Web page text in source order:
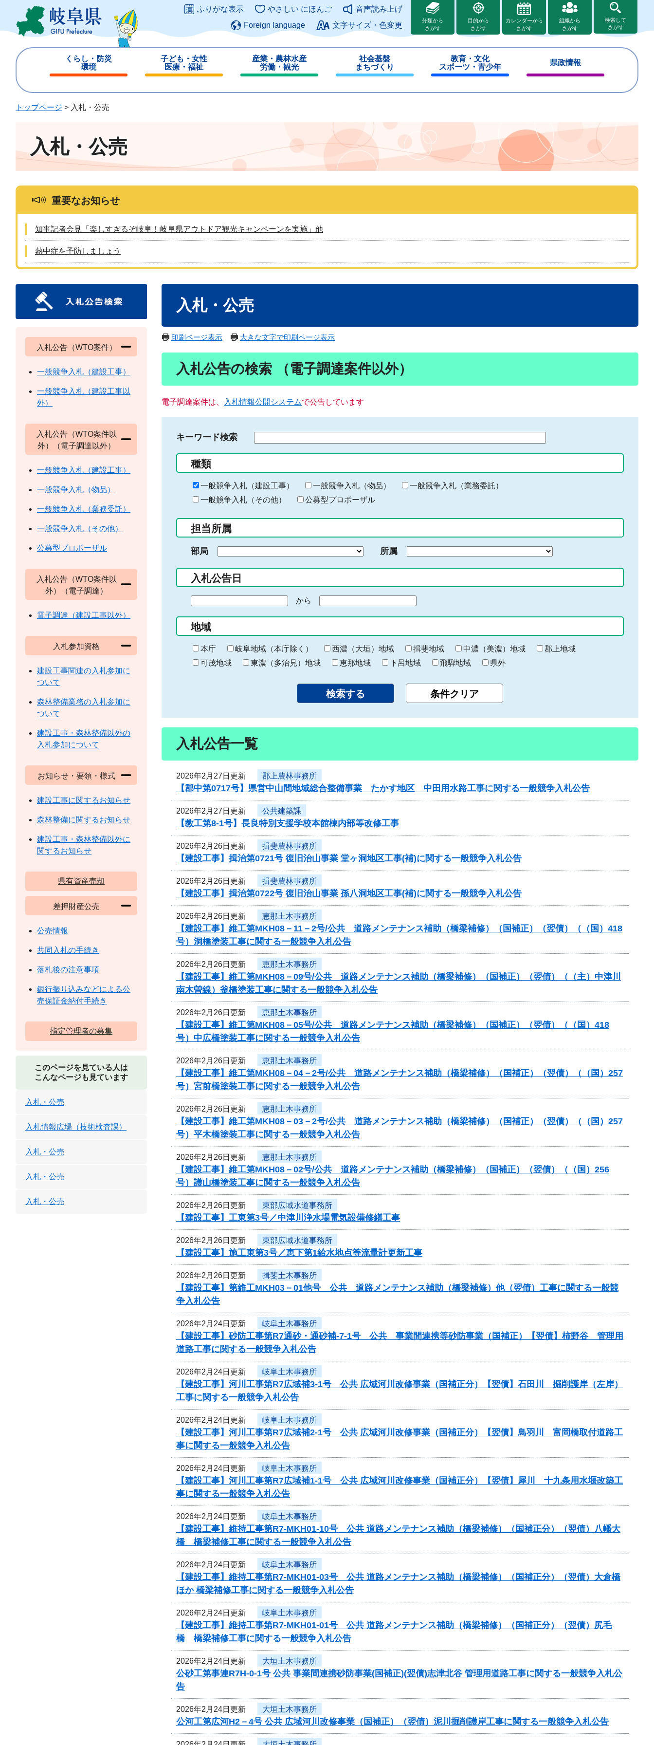
ジ
ュ
このページの本文へ
ふりがな表示 やさしい にほんご
音声読み上げ
Foreign language
文字サイズ・色変更
分類から
さがす
目的から
さがす
カレンダーから
さがす
組織から
さがす
検索して
さがす
くらし・防災
環境
じ
子ども・女性
医療・福祉
じ
産業・農林水産
労働・観光
じ
社会基盤
まちづくり
じ
教育・文化
スポーツ・青少年
じ
県政情報
じ
トップページ > 入札・公売
入札・公売
重要なお知らせ
知事記者会見「楽しすぎるぞ岐阜！岐阜県アウトドア観光キャンペーンを実施」他
熱中症を予防しましょう
入札・公売
印刷ページ表示 大きな文字で印刷ページ表示
入札公告の検索 （電子調達案件以外）
電子調達案件は、 入札情報公開システムで公告しています
キーワード検索
る
キ
ー
ー
入
力
種類
一般競争入札（建設工事） 一般競争入札（物品）
一般競争入札（業務委託）
一般競争入札（その他）
公募型プロポーザル
担当所属
部局 所属
入札公告日
の
始
ま
り
から
終
わ
り
地域
本庁 岐阜地域（本庁除く） 西濃（大垣）地域 揖斐地域 中濃（美濃）地域
郡上地域
可茂地域
東濃（多治見）地域 恵那地域 下呂地域 飛騨地域 県外
入札公告一覧
2026年2月27日更新 郡上農林事務所
【郡中第0717号】県営中山間地域総合整備事業 たかす地区 中田用水路工事に関する一般競争入札公告
2026年2月27日更新 公共建築課
【教工第8-1号】長良特別支援学校本館棟内部等改修工事
2026年2月26日更新 揖斐農林事務所
【建設工事】揖治第0721号 復旧治山事業 堂ヶ洞地区工事(補)に関する一般競争入札公告
2026年2月26日更新 揖斐農林事務所
【建設工事】揖治第0722号 復旧治山事業 孫八洞地区工事(補)に関する一般競争入札公告
2026年2月26日更新 恵那土木事務所
【建設工事】維工第MKH08－11－2号/公共 道路メンテナンス補助（橋梁補修）（国補正）（翌債）（（国）418
号）洞橋塗装工事に関する一般競争入札公告
2026年2月26日更新 恵那土木事務所
【建設工事】維工第MKH08－09号/公共 道路メンテナンス補助（橋梁補修）（国補正）（翌債）（（主）中津川
南木曽線）釜橋塗装工事に関する一般競争入札公告
2026年2月26日更新 恵那土木事務所
【建設工事】維工第MKH08－05号/公共 道路メンテナンス補助（橋梁補修）（国補正）（翌債）（（国）418
号）中広橋塗装工事に関する一般競争入札公告
2026年2月26日更新 恵那土木事務所
【建設工事】維工第MKH08－04－2号/公共 道路メンテナンス補助（橋梁補修）（国補正）（翌債）（（国）257
号）宮前橋塗装工事に関する一般競争入札公告
2026年2月26日更新 恵那土木事務所
【建設工事】維工第MKH08－03－2号/公共 道路メンテナンス補助（橋梁補修）（国補正）（翌債）（（国）257
号）平木橋塗装工事に関する一般競争入札公告
2026年2月26日更新 恵那土木事務所
【建設工事】維工第MKH08－02号/公共 道路メンテナンス補助（橋梁補修）（国補正）（翌債）（（国）256
号）護山橋塗装工事に関する一般競争入札公告
2026年2月26日更新 東部広域水道事務所
【建設工事】工東第3号／中津川浄水場電気設備修繕工事
2026年2月26日更新 東部広域水道事務所
【建設工事】施工東第3号／恵下第1給水地点等流量計更新工事
2026年2月26日更新 揖斐土木事務所
【建設工事】第維工MKH03－01他号 公共 道路メンテナンス補助（橋梁補修）他（翌債）工事に関する一般競
争入札公告
2026年2月24日更新 岐阜土木事務所
【建設工事】砂防工事第R7通砂・通砂補-7-1号 公共 事業間連携等砂防事業（国補正）【翌債】柿野谷 管理用
道路工事に関する一般競争入札公告
2026年2月24日更新 岐阜土木事務所
【建設工事】河川工事第R7広域補3-1号 公共 広域河川改修事業（国補正分）【翌債】石田川 掘削護岸（左岸）
工事に関する一般競争入札公告
2026年2月24日更新 岐阜土木事務所
【建設工事】河川工事第R7広域補2-1号 公共 広域河川改修事業（国補正分）【翌債】鳥羽川 富岡橋取付道路工
事に関する一般競争入札公告
2026年2月24日更新 岐阜土木事務所
【建設工事】河川工事第R7広域補1-1号 公共 広域河川改修事業（国補正分）【翌債】犀川 十九条用水堰改築工
事に関する一般競争入札公告
2026年2月24日更新 岐阜土木事務所
【建設工事】維持工事第R7-MKH01-10号 公共 道路メンテナンス補助（橋梁補修）（国補正分）（翌債）八幡大
橋 橋梁補修工事に関する一般競争入札公告
2026年2月24日更新 岐阜土木事務所
【建設工事】維持工事第R7-MKH01-03号 公共 道路メンテナンス補助（橋梁補修）（国補正分）（翌債）大倉橋
ほか 橋梁補修工事に関する一般競争入札公告
2026年2月24日更新 岐阜土木事務所
【建設工事】維持工事第R7-MKH01-01号 公共 道路メンテナンス補助（橋梁補修）（国補正分）（翌債）尻毛
橋 橋梁補修工事に関する一般競争入札公告
2026年2月24日更新 大垣土木事務所
公砂工第事連R7H-0-1号 公共 事業間連携砂防事業(国補正)(翌債)志津北谷 管理用道路工事に関する一般競争入札公
告
2026年2月24日更新 大垣土木事務所
公河工第広河H2－4号 公共 広域河川改修事業（国補正）（翌債）泥川掘削護岸工事に関する一般競争入札公告
入札公告（WTO案件）
一般競争入札（建設工事）
一般競争入札（建設工事以
外）
入札公告（WTO案件以
外）（電子調達以外）
一般競争入札（建設工事）
一般競争入札（物品）
一般競争入札（業務委託）
一般競争入札（その他）
公募型プロポーザル
入札公告（WTO案件以
外）（電子調達）
電子調達（建設工事以外）
入札参加資格
建設工事関連の入札参加に
ついて
森林整備業務の入札参加に
ついて
建設工事・森林整備以外の
入札参加について
お知らせ・要領・様式
建設工事に関するお知らせ
森林整備に関するお知らせ
建設工事・森林整備以外に
関するお知らせ
県有資産売却
差押財産公売
公売情報
共同入札の手続き
落札後の注意事項
銀行振り込みなどによる公
売保証金納付手続き
指定管理者の募集
このページを見ている人は
こんなページも見ています
入札・公売
入札情報広場（技術検査課）
入札・公売
入札・公売
入札・公売